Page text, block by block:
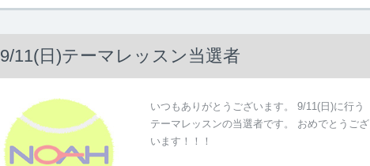
9/11(日)テーマレッスン当選者
いつもありがとうございます。 9/11(日)に行う
テーマレッスンの当選者です。 おめでとうござ
います！！！